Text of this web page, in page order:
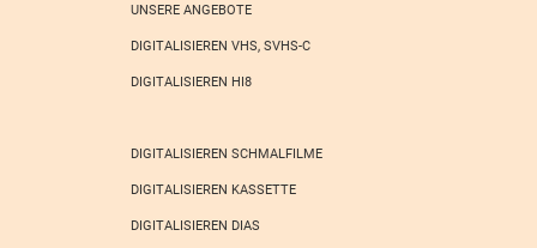
UNSERE ANGEBOTE
DIGITALISIEREN VHS, SVHS-C
DIGITALISIEREN HI8
DIGITALISIEREN SCHMALFILME
DIGITALISIEREN KASSETTE
DIGITALISIEREN DIAS